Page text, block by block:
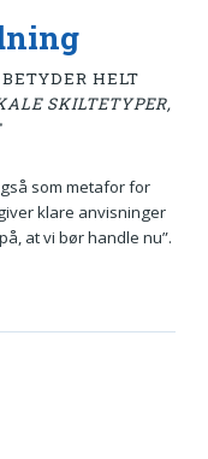
BETYDER HELT
SKILTETYPER,
som metafor for
klare anvisninger
at vi bør handle nu”.